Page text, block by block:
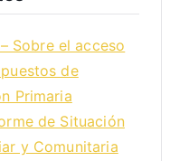
Sobre el acceso
de
Primaria
de Situación
y Comunitaria